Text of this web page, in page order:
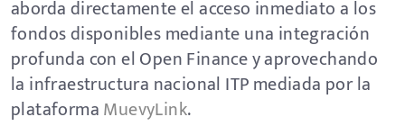
aborda directamente el acceso inmediato a los
fondos disponibles mediante una integración
profunda con el Open Finance y aprovechando
la infraestructura nacional ITP mediada por la
plataformaMuevyLink.